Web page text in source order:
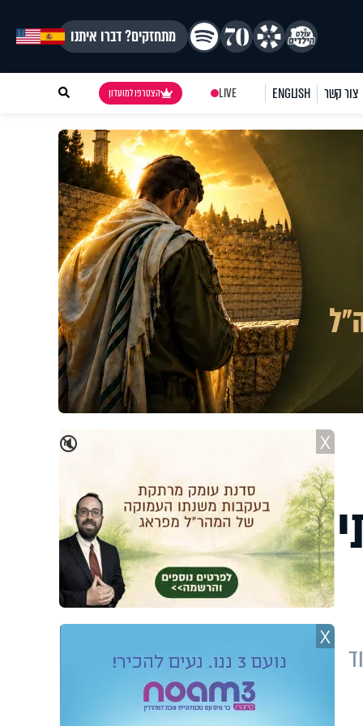
מתחזקים? דברו איתנו
צור קשר ENGLISH
LIVE הצטרפו למועדון
🔇 X
X